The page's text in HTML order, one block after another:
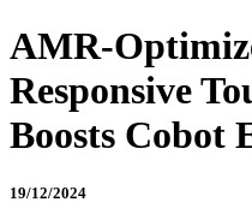
AMR-
Responsive
Boosts Cobot
19/12/2024